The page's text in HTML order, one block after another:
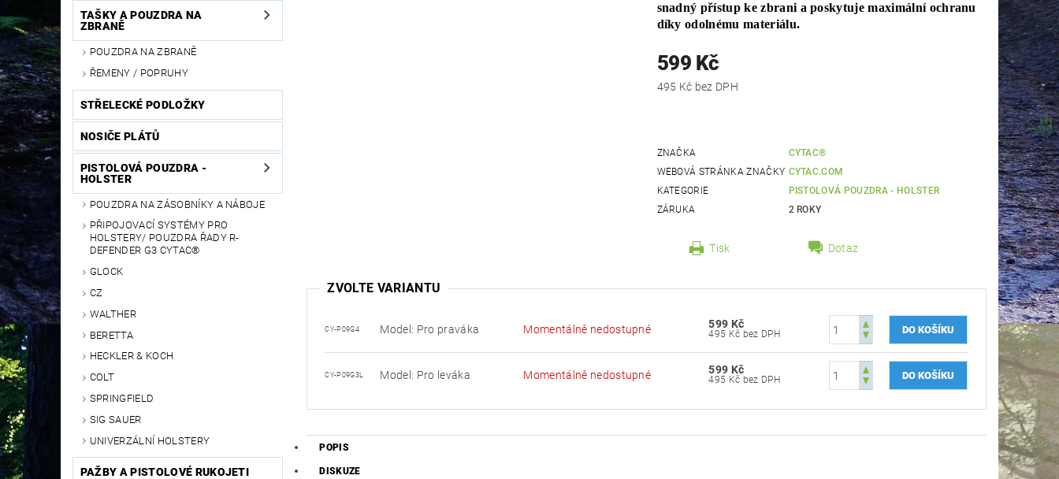
TAŠKY A POUZDRA NA
ZBRANĚ
POUZDRA NA ZBRANĚ
ŘEMENY / POPRUHY
STŘELECKÉ PODLOŽKY
NOSIČE PLÁTŮ
PISTOLOVÁ POUZDRA -
HOLSTER
POUZDRA NA ZÁSOBNÍKY A NÁBOJE
PŘIPOJOVACÍ SYSTÉMY PRO
HOLSTERY/ POUZDRA ŘADY R-
DEFENDER G3 CYTAC®
GLOCK
CZ
WALTHER
BERETTA
HECKLER & KOCH
COLT
SPRINGFIELD
SIG SAUER
UNIVERZÁLNÍ HOLSTERY
PAŽBY A PISTOLOVÉ RUKOJETI
snadný přístup ke zbrani a poskytuje maximální ochranu
díky odolnému materiálu.
599 Kč
495 Kč bez DPH
ZNAČKA
CYTAC®
WEBOVÁ STRÁNKA ZNAČKY CYTAC.COM
KATEGORIE
PISTOLOVÁ POUZDRA - HOLSTER
ZÁRUKA
2 ROKY
Tisk Dotaz
ZVOLTE VARIANTU
CY-P09G4 Model: Pro praváka Momentálně nedostupné 599 Kč
495 Kč bez DPH
CY-P09G3L Model: Pro leváka Momentálně nedostupné 599 Kč
495 Kč bez DPH
POPIS
DISKUZE